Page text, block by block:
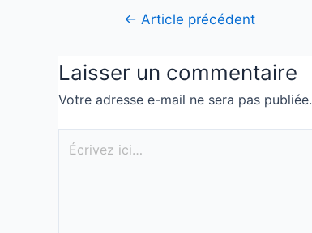
← Article précédent
Laisser un commentaire
Votre adresse e-mail ne sera pas publiée.